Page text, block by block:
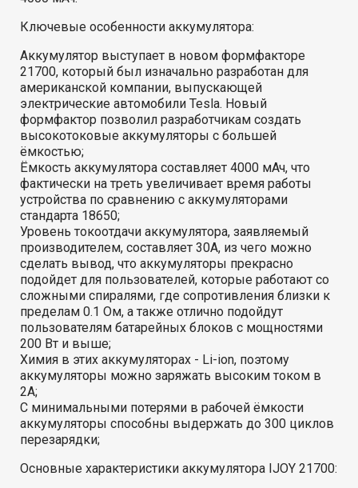
Ключевые особенности аккумулятора:
Аккумулятор выступает в новом формфакторе
21700, который был изначально разработан для
американской компании, выпускающей
электрические автомобили Tesla. Новый
формфактор позволил разработчикам создать
высокотоковые аккумуляторы с большей
ёмкостью;
Ёмкость аккумулятора составляет 4000 мАч, что
фактически на треть увеличивает время работы
устройства по сравнению с аккумуляторами
стандарта 18650;
Уровень токоотдачи аккумулятора, заявляемый
производителем, составляет 30А, из чего можно
сделать вывод, что аккумуляторы прекрасно
подойдет для пользователей, которые работают со
сложными спиралями, где сопротивления близки к
пределам 0.1 Ом, а также отлично подойдут
пользователям батарейных блоков с мощностями
200 Вт и выше;
Химия в этих аккумуляторах - Li-ion, поэтому
аккумуляторы можно заряжать высоким током в
2А;
С минимальными потерями в рабочей ёмкости
аккумуляторы способны выдержать до 300 циклов
перезарядки;
Основные характеристики аккумулятора IJOY 21700: